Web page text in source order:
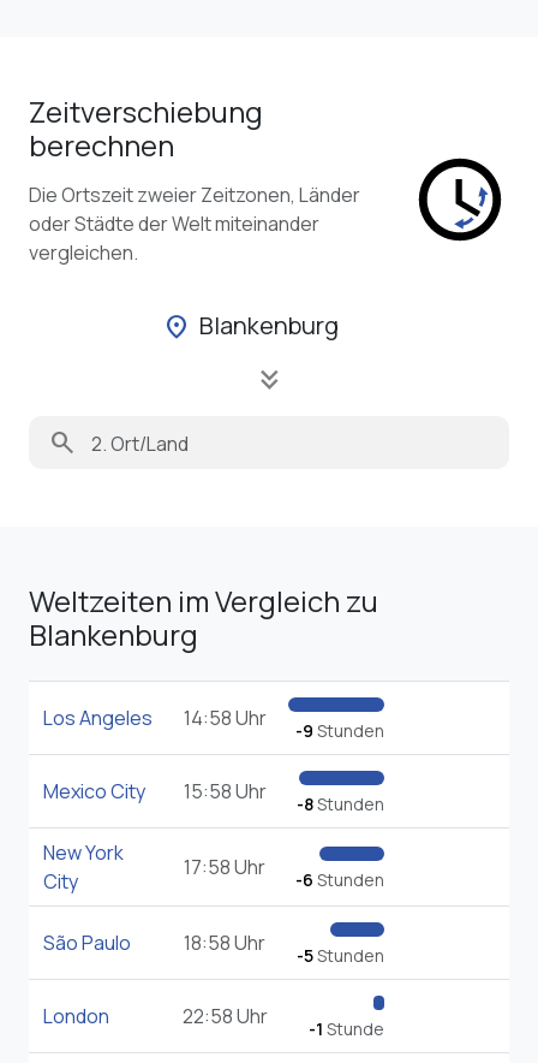
Zeitverschiebung
berechnen
Die Ortszeit zweier Zeitzonen, Länder
oder Städte der Welt miteinander
vergleichen.
location_on Blankenburg
keyboard_double_arrow_down
search
Weltzeiten im Vergleich zu
Blankenburg
Los Angeles 14:58 Uhr -9 Stunden
Mexico City 15:58 Uhr -8Stunden
New York
City
17:58 Uhr -6 Stunden
São Paulo 18:58 Uhr -5Stunden
London 22:58 Uhr -1 Stunde